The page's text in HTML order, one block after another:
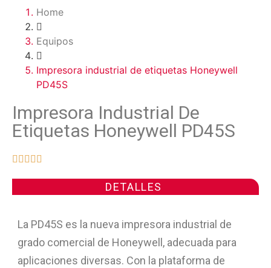
Home
Equipos
Impresora industrial de etiquetas Honeywell
PD45S
Impresora Industrial De
Etiquetas Honeywell PD45S
    
DETALLES
La PD45S es la nueva impresora industrial de
grado comercial de Honeywell, adecuada para
aplicaciones diversas. Con la plataforma de